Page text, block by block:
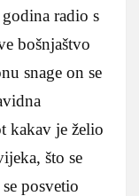
radio s
bošnjaštvo
snage on se
kakav je želio
što se
posvetio